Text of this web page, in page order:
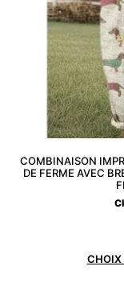
COMBINAISON
DE FERME AVEC
CHOIX